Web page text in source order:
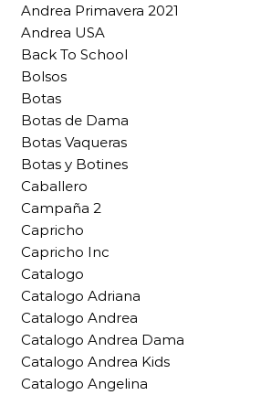
Andrea Primavera 2021
Andrea USA
Back To School
Bolsos
Botas
Botas de Dama
Botas Vaqueras
Botas y Botines
Caballero
Campaña 2
Capricho
Capricho Inc
Catalogo
Catalogo Adriana
Catalogo Andrea
Catalogo Andrea Dama
Catalogo Andrea Kids
Catalogo Angelina